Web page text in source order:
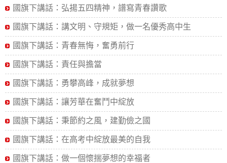
國旗下講話：弘揚五四精神，譜寫青春讚歌
國旗下講話：講文明、守規矩，做一名優秀高中生
國旗下講話：青春無悔，奮勇前行
國旗下講話：責任與擔當
國旗下講話：勇攀高峰，成就夢想
國旗下講話：讓芳華在奮鬥中綻放
國旗下講話：秉節約之風，建勤儉之國
國旗下講話：在高考中綻放最美的自我
國旗下講話：做一個懷揣夢想的幸福者